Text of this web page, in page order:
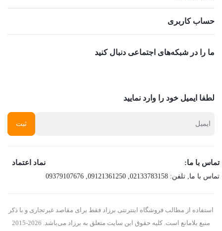
حساب کاربری
ما را در شبکه‌های اجتماعی دنبال کنید
لطفا ایمیل خود را وارد نمایید
تماس با ما:
تماس با ما, تلفن: 02133783158
,
09121361250
,
09379107676
نماد اعتماد
استفاده از مطالب فروشگاه اینترنتی برزاد فقط برای مقاصد غیرتجاری و با ذکر
منبع بلامانع است. کلیه حقوق این سایت متعلق به برزاد می‌باشد. 2026-2015